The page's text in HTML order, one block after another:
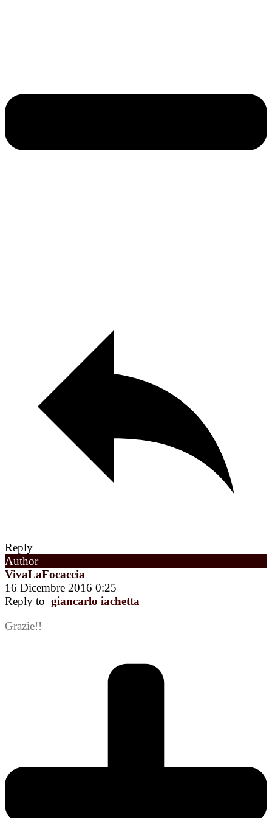
Reply
Author
VivaLaFocaccia
16 Dicembre 2016 0:25
Reply to giancarlo iachetta
Grazie!!